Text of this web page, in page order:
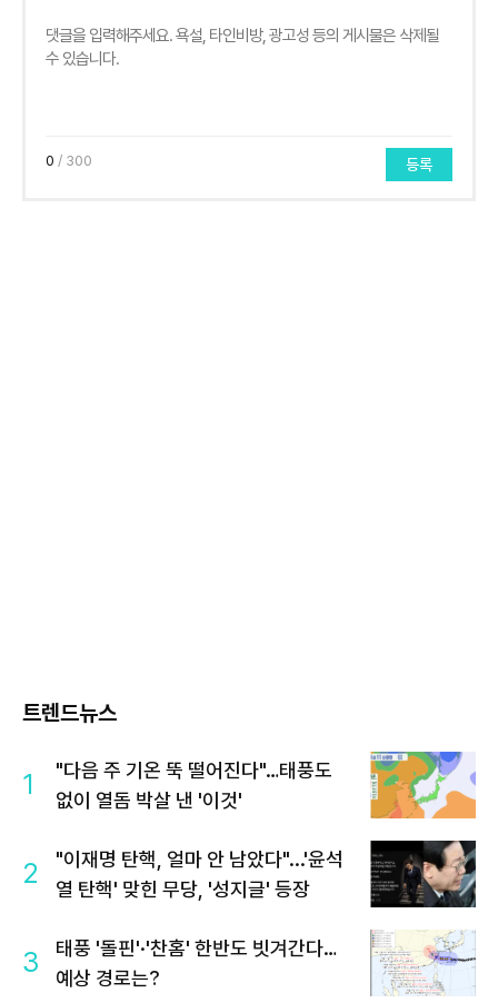
0 / 300 등록
트렌드뉴스
1
"다음 주 기온 뚝 떨어진다"…태풍도
없이 열돔 박살 낸 '이것'
2
"이재명 탄핵, 얼마 안 남았다"...'윤석
열 탄핵' 맞힌 무당, '성지글' 등장
3
태풍 '돌핀'·'찬홈' 한반도 빗겨간다…
예상 경로는?